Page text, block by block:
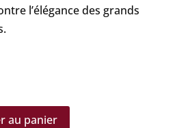
l’élégance des grands
au panier